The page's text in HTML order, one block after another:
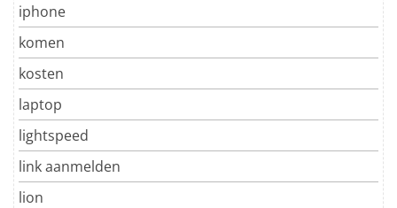
iphone
komen
kosten
laptop
lightspeed
link aanmelden
lion